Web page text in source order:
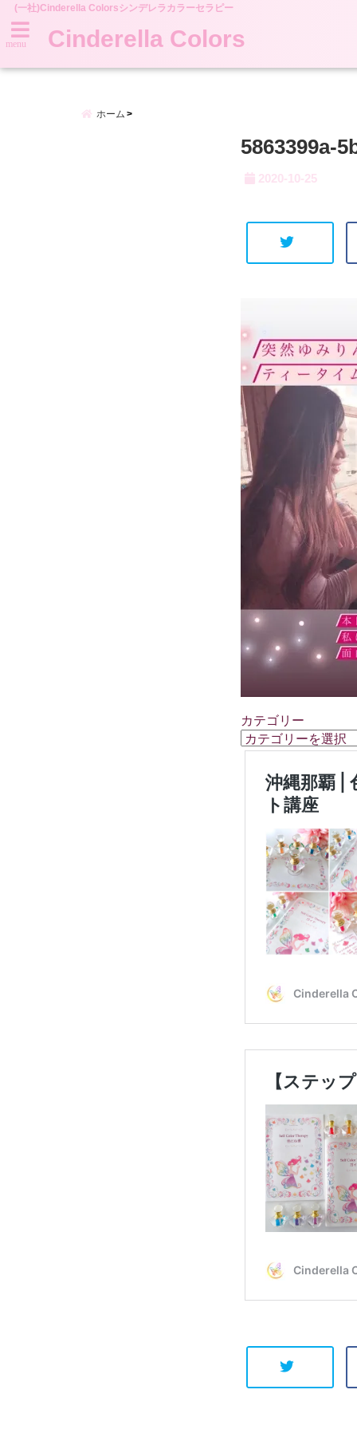
(一社)Cinderella Colorsシンデレラカラーセラピー
menu Cinderella Colors
ホーム
5863399a-
2020-10-25
カテゴリー
カ
テ